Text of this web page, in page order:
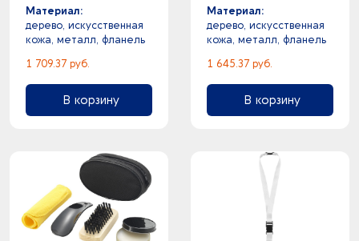
Материал:
дерево, искусственная
кожа, металл, фланель
1 709.37 руб.
В корзину
Материал:
дерево, искусственная
кожа, металл, фланель
1 645.37 руб.
В корзину